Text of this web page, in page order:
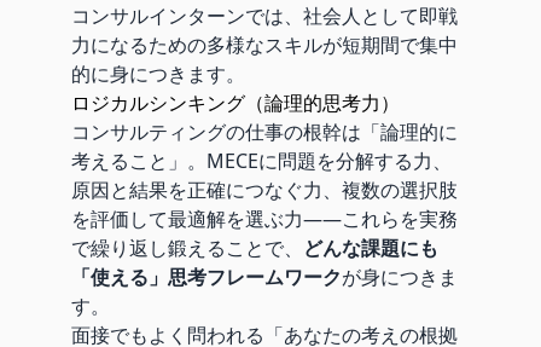
コンサルインターンでは、社会人として即戦
力になるための多様なスキルが短期間で集中
的に身につきます。
ロジカルシンキング（論理的思考力）
コンサルティングの仕事の根幹は「論理的に
考えること」。MECEに問題を分解する力、
原因と結果を正確につなぐ力、複数の選択肢
を評価して最適解を選ぶ力——これらを実務
で繰り返し鍛えることで、 どんな課題にも
「使える」思考フレームワークが身につきま
す。
面接でもよく問われる「あなたの考えの根拠